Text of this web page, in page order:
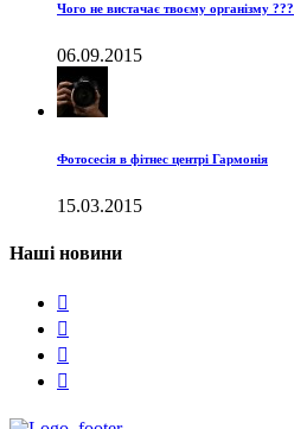
Чого не вистачає твоєму організму ???
06.09.2015
Фотосесія в фітнес центрі Гармонія
15.03.2015
Наші новини



